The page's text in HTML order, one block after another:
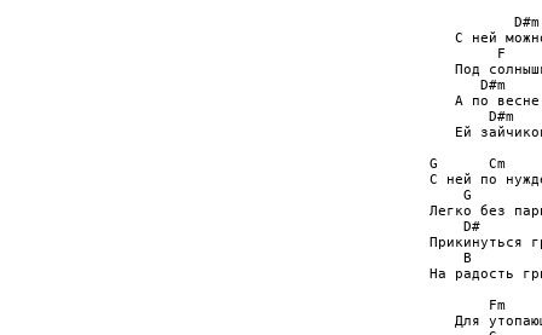
          D#m
С ней
F
Под
D#m
А по
D#m
Ей
G      Cm
С ней по
G
Легко без
    D#
Прикинуться
B
На радость
       Fm
Для